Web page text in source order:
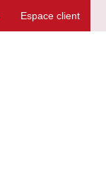
Espace client